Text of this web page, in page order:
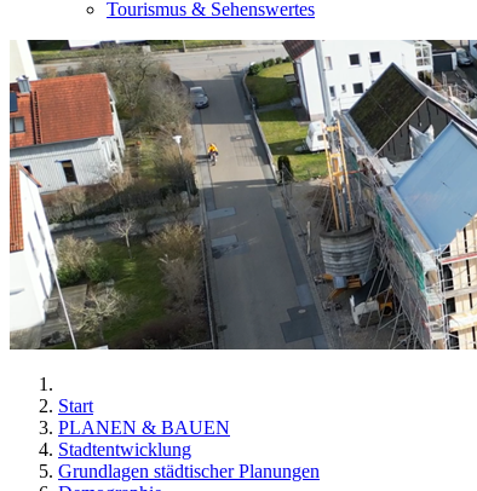
Tourismus & Sehenswertes
Start
PLANEN & BAUEN
Stadtentwicklung
Grundlagen städtischer Planungen